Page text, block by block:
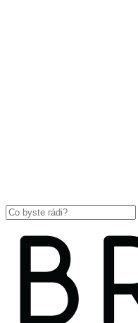
Search